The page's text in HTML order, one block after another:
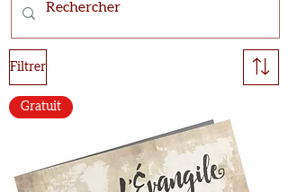
Filtrer
Gratuit